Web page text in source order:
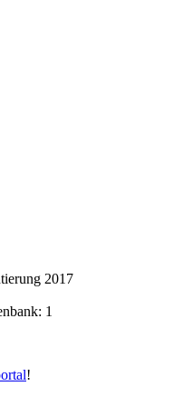
2017
1
!